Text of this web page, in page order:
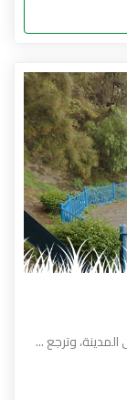
وترجع ...